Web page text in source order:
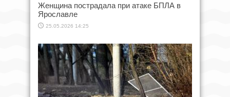
Женщина пострадала при атаке БПЛА в
Ярославле
25.05.2026 14:25